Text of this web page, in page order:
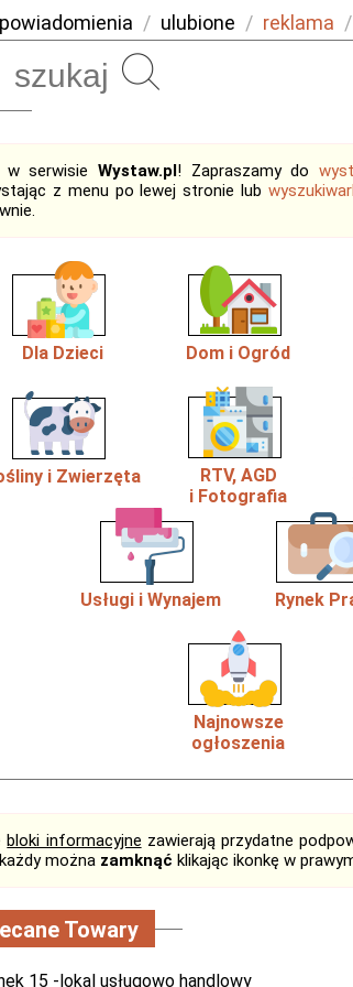
powiadomienia / ulubione / reklama /
w serwisie Wystaw.pl! Zapraszamy do
z menu po lewej stronie lub
Dla Dzieci Dom i Ogród
i Zwierzęta
RTV, AGD
i Fotografia
Usługi i Wynajem Rynek
Najnowsze
ogłoszenia
bloki informacyjne zawierają przydatne
można zamknąć klikając ikonkę w
Towary
15 -lokal usługowo handlowy